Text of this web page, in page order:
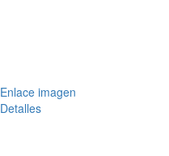
Enlace imagen
Detalles